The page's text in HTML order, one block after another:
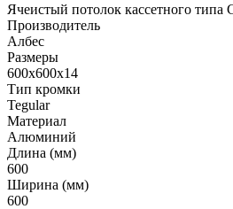
Ячеистый потолок кассетного
Производитель
Албес
Размеры
600x600x14
Тип кромки
Tegular
Материал
Алюминий
Длина (мм)
600
Ширина (мм)
600